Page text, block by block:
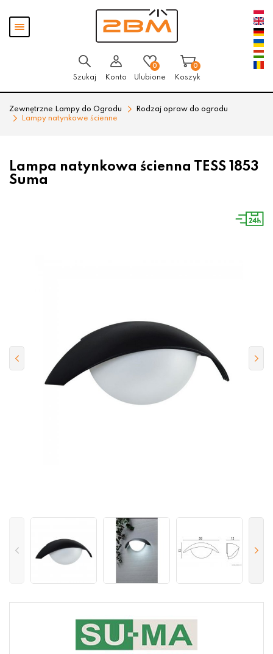
Pokaż
menu
Szukaj Konto
0
Ulubione
0
Koszyk
Zewnętrzne Lampy do Ogrodu
Rodzaj opraw do ogrodu
Lampy natynkowe ścienne
Lampa natynkowa ścienna TESS 1853
Suma